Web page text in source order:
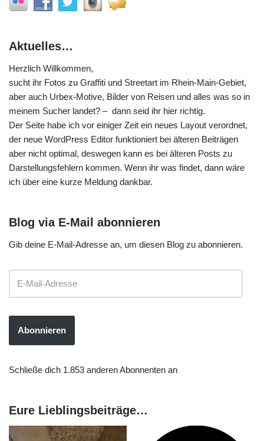
Aktuelles…
Herzlich Willkommen,
sucht ihr Fotos zu Graffiti und Streetart im Rhein-Main-Gebiet,
aber auch Urbex-Motive, Bilder von Reisen und alles was so in
meinem Sucher landet? – dann seid ihr hier richtig.
Der Seite habe ich vor einiger Zeit ein neues Layout verordnet,
der neue WordPress Editor funktioniert bei älteren Beiträgen
aber nicht optimal, deswegen kann es bei älteren Posts zu
Darstellungsfehlern kommen. Wenn ihr was findet, dann wäre
ich über eine kurze Meldung dankbar.
Blog via E-Mail abonnieren
Gib deine E-Mail-Adresse an, um diesen Blog zu abonnieren.
Abonnieren
Schließe dich 1.853 anderen Abonnenten an
Eure Lieblingsbeiträge…